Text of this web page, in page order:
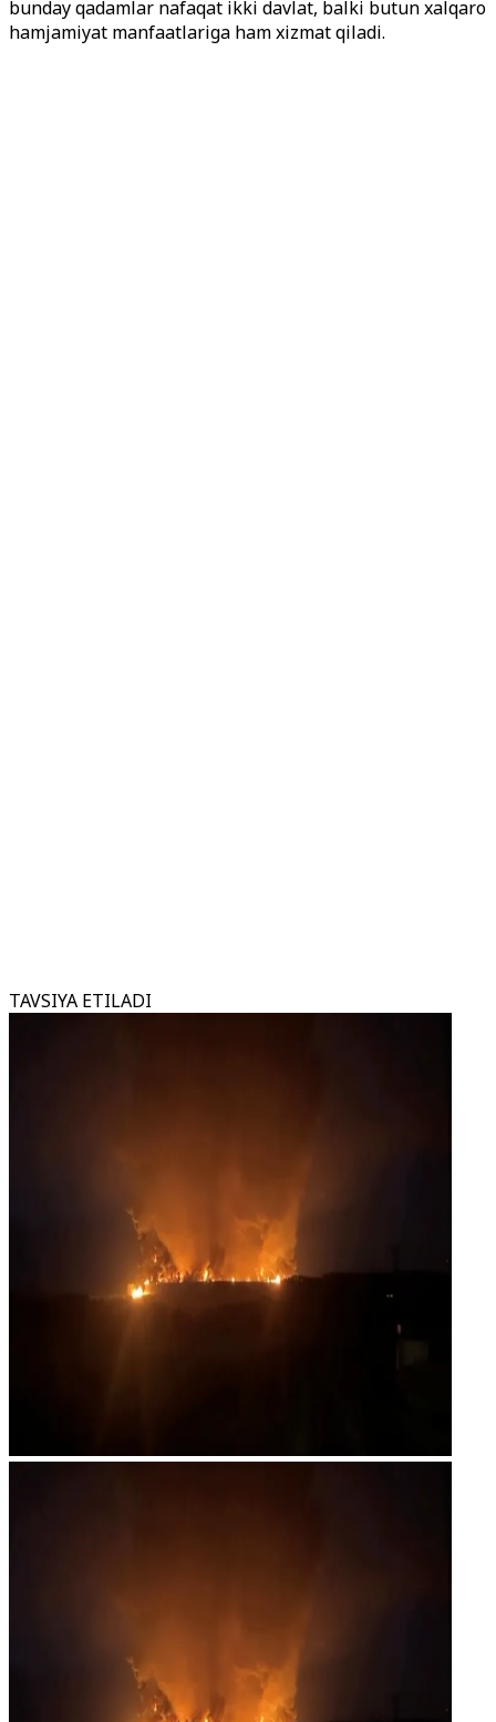
bunday qadamlar nafaqat ikki davlat, balki butun xalqaro
hamjamiyat manfaatlariga ham xizmat qiladi.
TAVSIYA ETILADI